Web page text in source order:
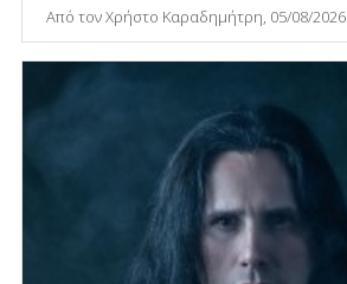
Από τον Χρήστο Καραδημήτρη, 05/08/2026